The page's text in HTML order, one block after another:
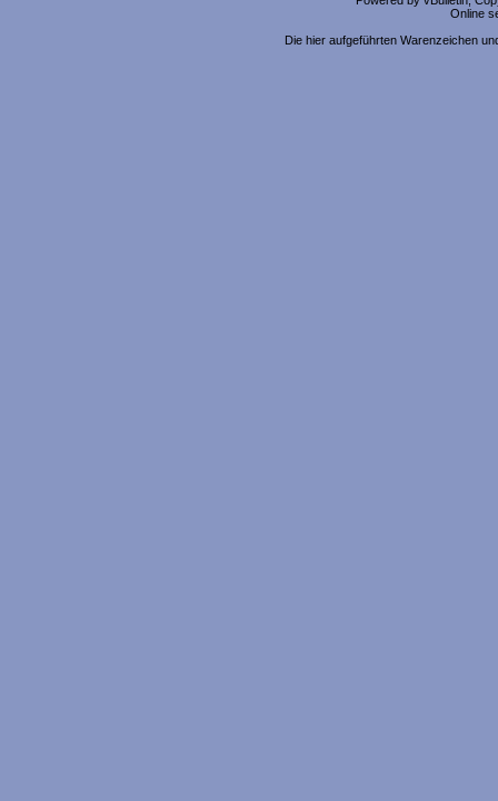
Online
Die hier aufgeführten Warenzeichen